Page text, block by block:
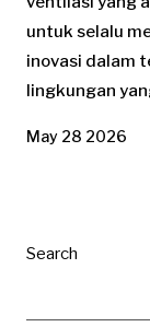
untuk selalu
inovasi dalam
lingkungan
May 28 2026
Search